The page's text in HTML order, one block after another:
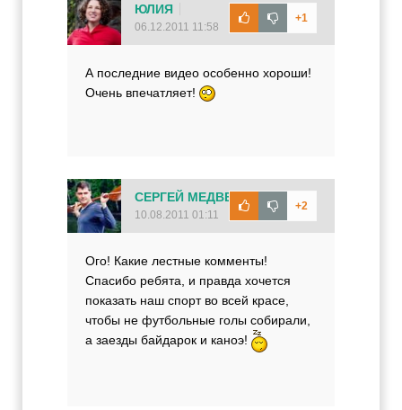
+1
ЮЛИЯ
06.12.2011 11:58
А последние видео особенно хороши!
Очень впечатляет!
+2
СЕРГЕЙ МЕДВЕДЕВ
10.08.2011 01:11
Ого! Какие лестные комменты!
Спасибо ребята, и правда хочется
показать наш спорт во всей красе,
чтобы не футбольные голы собирали,
а заезды байдарок и каноэ!